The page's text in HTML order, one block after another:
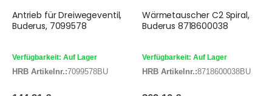
Antrieb für Dreiwegeventil,
Buderus, 7099578
Verfügbarkeit: Auf Lager
HRB Artikelnr.:7099578BU
Wärmetauscher C2 Spiral,
Buderus 8718600038
Verfügbarkeit: Auf Lager
HRB Artikelnr.:8718600038BU